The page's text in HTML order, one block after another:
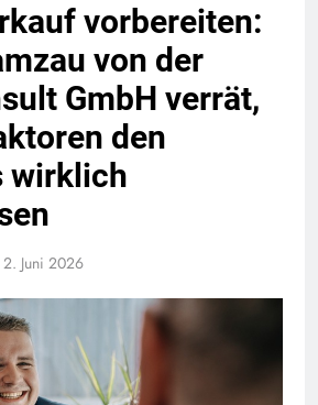
vorbereiten:
von der
GmbH verrät,
den
wirklich
2. Juni 2026